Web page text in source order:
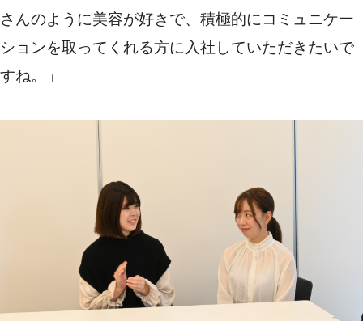
さんのように美容が好きで、積極的にコミュニケー
ションを取ってくれる方に入社していただきたいで
すね。」